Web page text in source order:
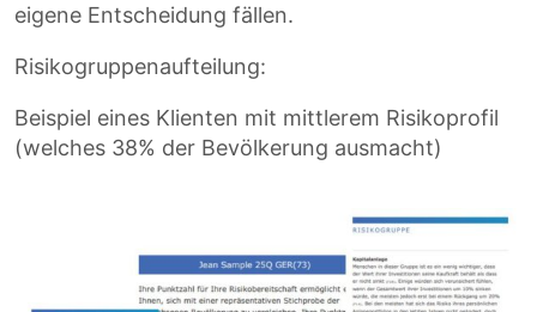
eigene Entscheidung fällen.
Risikogruppenaufteilung:
Beispiel eines Klienten mit mittlerem Risikoprofil
(welches 38% der Bevölkerung ausmacht)